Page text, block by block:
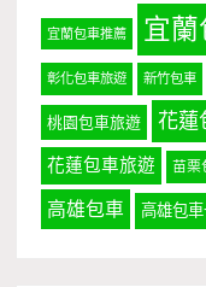
宜蘭包車推薦 宜蘭
彰化包車旅遊 新竹包車
桃園包車旅遊 花蓮
花蓮包車旅遊 苗栗
高雄包車 高雄包